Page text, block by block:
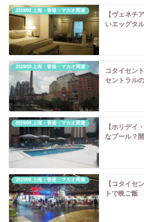
2019/08 上海・香港・マカオ周遊
【ヴェネチ
いエッグタ
2019/08 上海・香港・マカオ周遊
コタイセン
セントラル
2019/08 上海・香港・マカオ周遊
【ホリデイ
なプール？
2019/08 上海・香港・マカオ周遊
【コタイセ
トで晩ご飯